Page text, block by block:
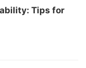
Tips for